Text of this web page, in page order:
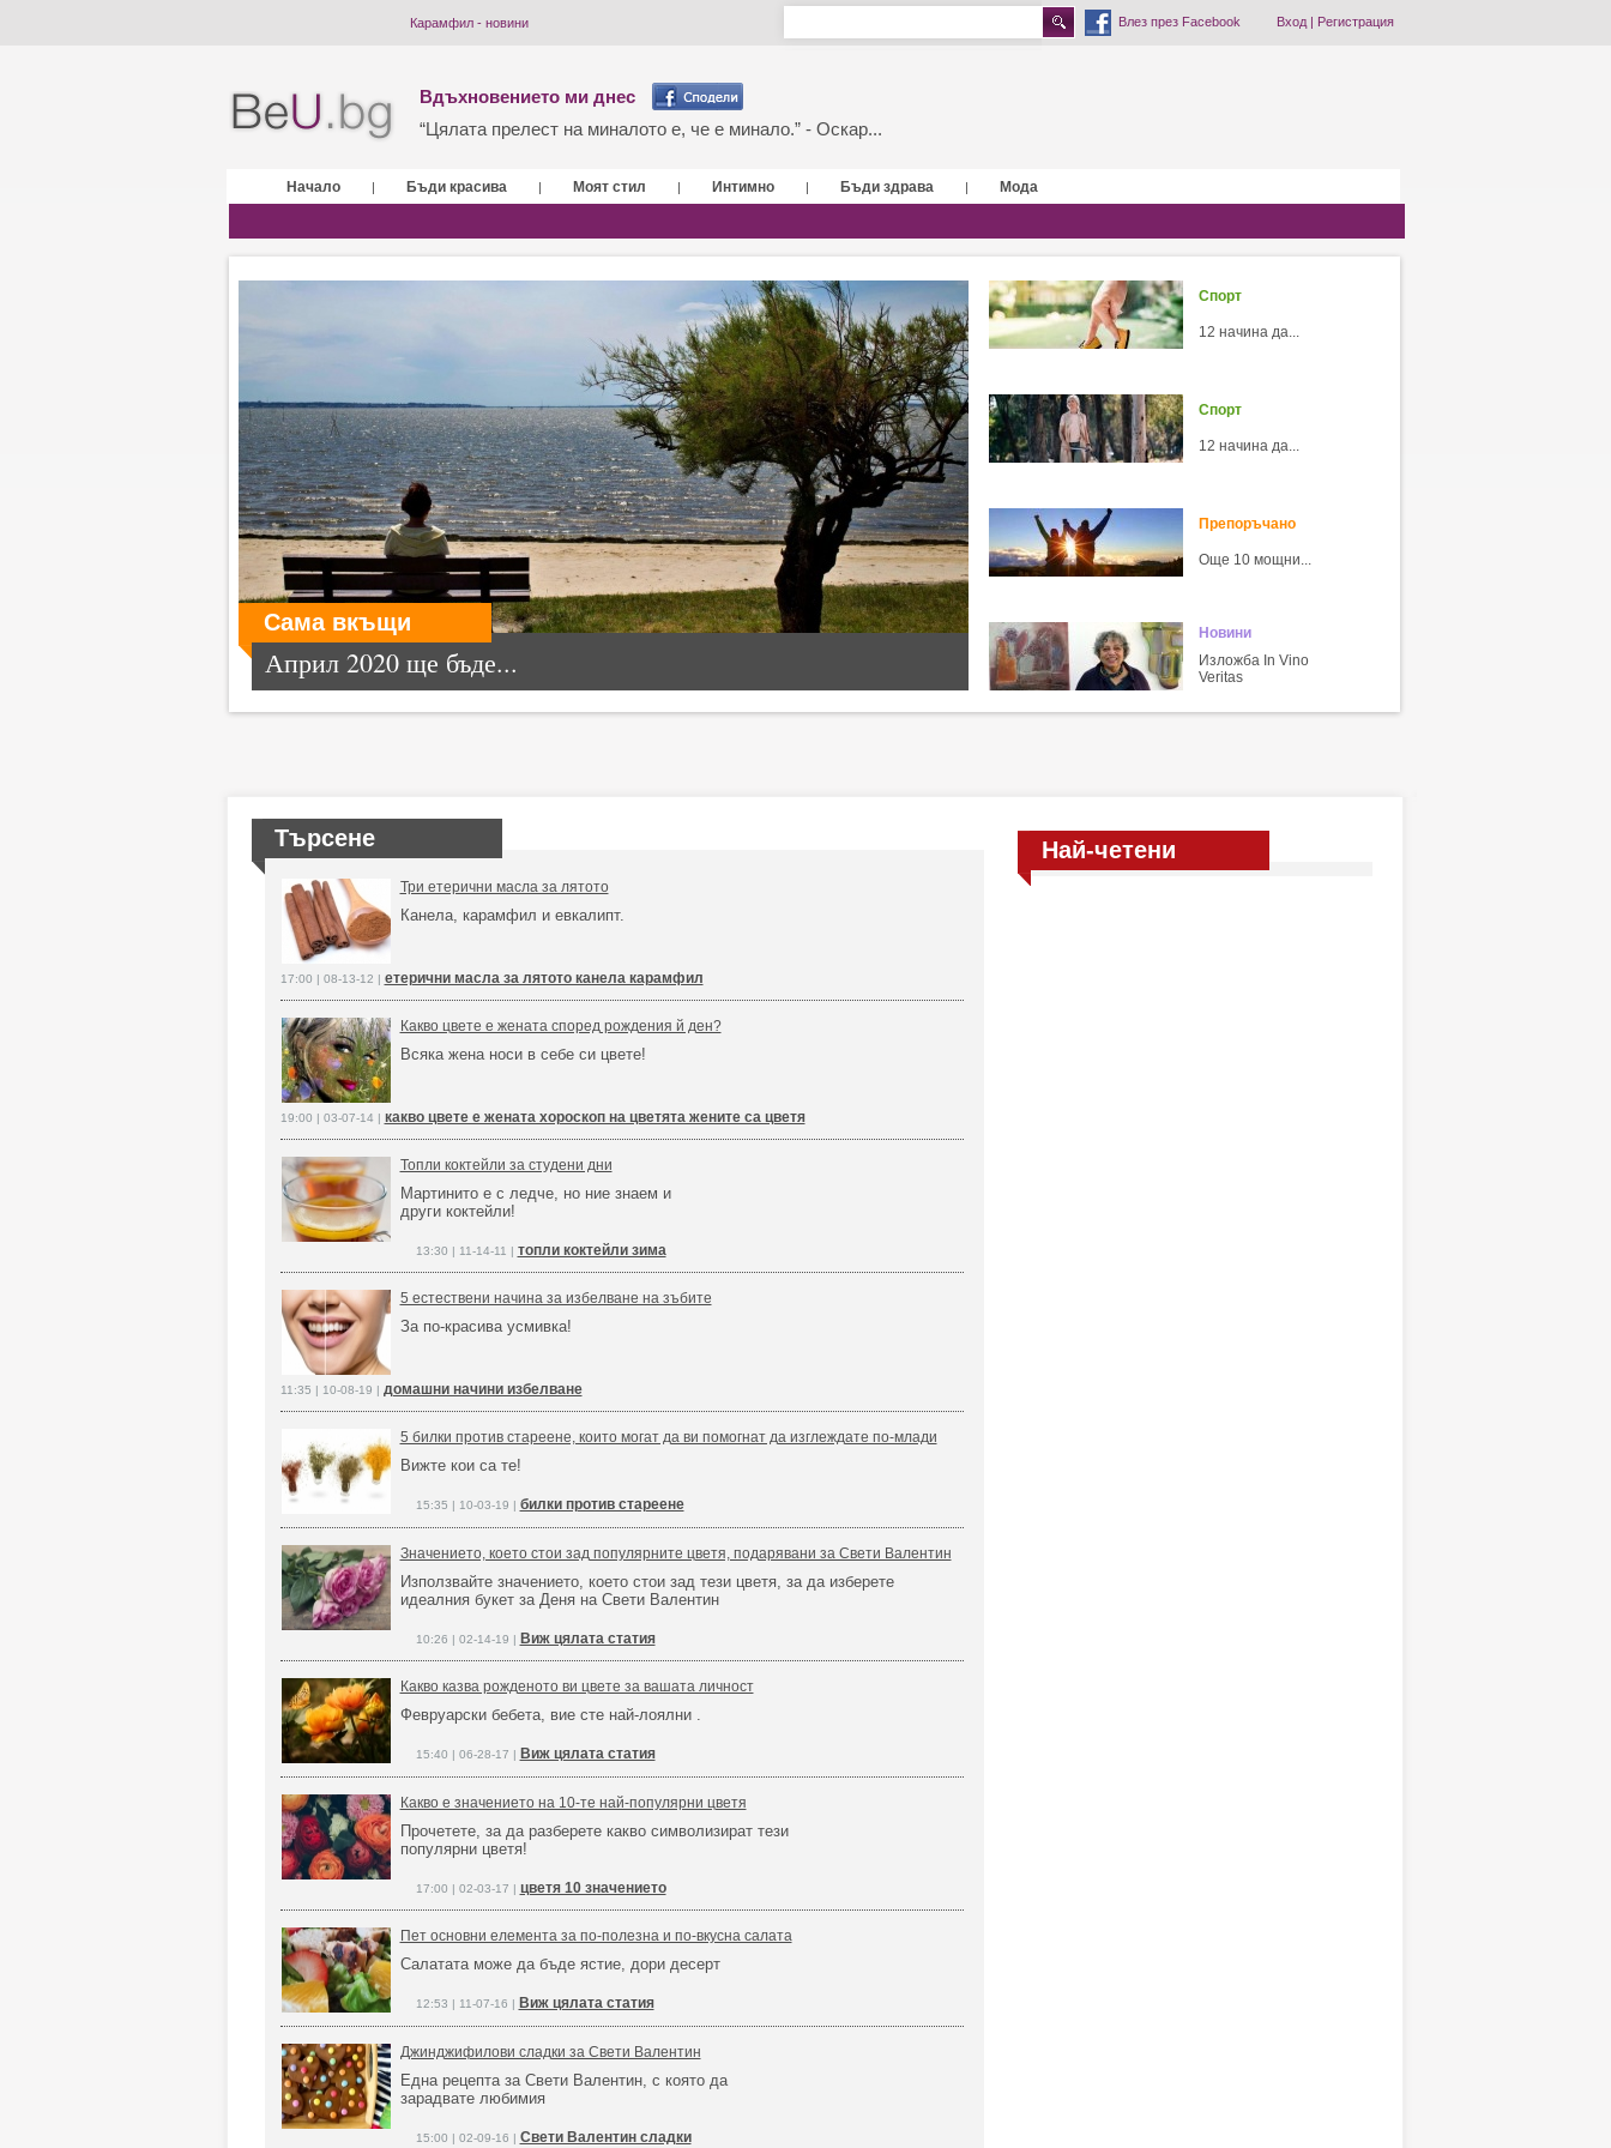
Карамфил - новини Влез през Facebook Вход| Регистрация
Вдъхновението ми днес
“Цялата прелест на миналото е, че е минало.” - Оскар...
Начало | Бъди красива | Моят стил | Интимно | Бъди здрава | Мода
Сама вкъщи
Април 2020 ще бъде...
Спорт
12 начина да...
Спорт
12 начина да...
Препоръчано
Още 10 мощни...
Новини
Изложба In Vino
Veritas
Търсене
Три етерични масла за лятото
Канела, карамфил и евкалипт.
17:00 | 08-13-12 | етерични масла за лятото канела карамфил
Какво цвете е жената според рождения й ден?
Всяка жена носи в себе си цвете!
19:00 | 03-07-14 | какво цвете е жената хороскоп на цветята жените са цветя
Топли коктейли за студени дни
Мартинито е с ледче, но ние знаем и
други коктейли!
13:30 | 11-14-11 | топли коктейли зима
5 естествени начина за избелване на зъбите
За по-красива усмивка!
11:35 | 10-08-19 | домашни начини избелване
5 билки против стареене, които могат да ви помогнат да изглеждате по-млади
Вижте кои са те!
15:35 | 10-03-19 | билки против стареене
Значението, което стои зад популярните цветя, подарявани за Свети Валентин
Използвайте значението, което стои зад тези цветя, за да изберете
идеалния букет за Деня на Свети Валентин
10:26 | 02-14-19 | Виж цялата статия
Какво казва рожденото ви цвете за вашата личност
Февруарски бебета, вие сте най-лоялни .
15:40 | 06-28-17 | Виж цялата статия
Какво е значението на 10-те най-популярни цветя
Прочетете, за да разберете какво символизират тези
популярни цветя!
17:00 | 02-03-17 | цветя 10 значението
Пет основни елемента за по-полезна и по-вкусна салата
Салатата може да бъде ястие, дори десерт
12:53 | 11-07-16 | Виж цялата статия
Джинджифилови сладки за Свети Валентин
Една рецепта за Свети Валентин, с която да
зарадвате любимия
15:00 | 02-09-16 | Свети Валентин сладки
Най-четени